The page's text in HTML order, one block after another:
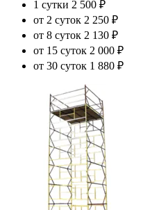
1 сутки 2 500 ₽
от 2 суток 2 250 ₽
от 8 суток 2 130 ₽
от 15 суток 2 000 ₽
от 30 суток 1 880 ₽